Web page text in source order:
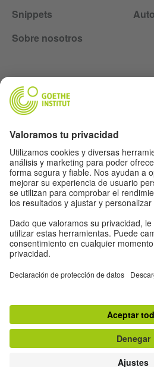
Snippets
Sobre nosotros
Newsletter
Información legal
Ajustes de privacidad
Política de protección de datos
Condiciones de uso
Lasst uns Freunde werden.
Otros proyectos del
#artbits
FEHLER